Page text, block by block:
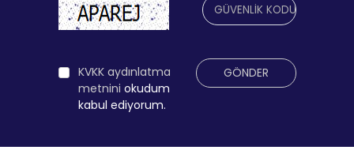
KVKK aydınlatma
metnini okudum
kabul ediyorum.
GÖNDER